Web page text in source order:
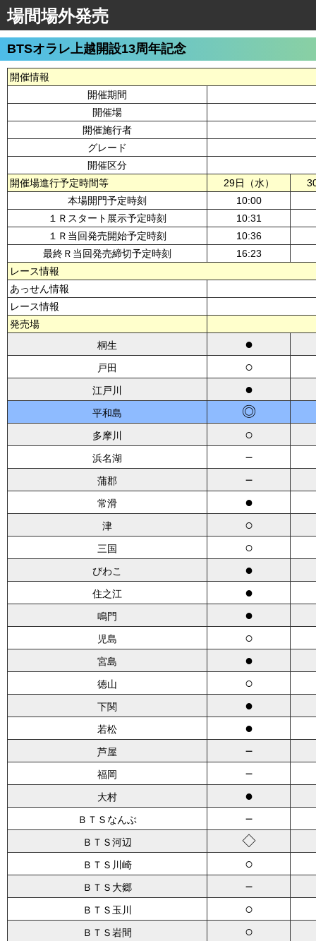
場間場外発売
BTSオラレ上越開設13周年記念
開催情報
開催期間
開催場
開催施行者
グレード
開催区分
開催場進行予定時間等
29日（水）
本場開門予定時刻
10:00
１Ｒスタート展示予定時刻
10:31
１Ｒ当回発売開始予定時刻
10:36
最終Ｒ当回発売締切予定時刻
16:23
レース情報
あっせん情報
レース情報
発売場
桐生
●
戸田 ○
江戸川 ●
平和島 ◎
多摩川 ○
浜名湖 －
蒲郡 －
常滑 ●
津 ○
三国 ○
びわこ ●
住之江 ●
鳴門 ●
児島 ○
宮島 ●
徳山 ○
下関 ●
若松 ●
芦屋 －
福岡 －
大村 ●
ＢＴＳなんぶ －
ＢＴＳ河辺 ◇
ＢＴＳ川崎 ○
ＢＴＳ大郷 －
ＢＴＳ玉川 ○
ＢＴＳ岩間 ○